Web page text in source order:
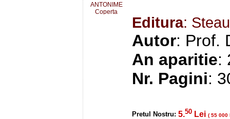
Editura:
Autor: Prof.
An aparitie:
Nr. Pagini:
Pretul Nostru: 5.50 Lei ( 55 000